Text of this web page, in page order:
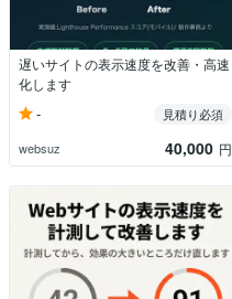
遅いサイトの表示速度を改善・高速
化します
-
見積り必須
websuz
40,000 円